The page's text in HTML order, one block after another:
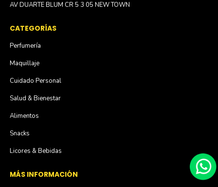
AV DUARTE BLUM CR 5 3 05 NEW TOWN
CATEGORÍAS
Perfumería
Maquillaje
Cuidado Personal
Salud & Bienestar
Alimentos
Snacks
Licores & Bebidas
MÁS INFORMACIÓN